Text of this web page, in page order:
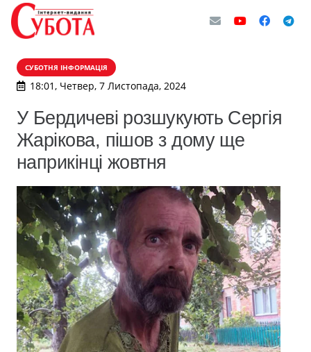
СУБОТНЯ ІНФОРМАЦІЯ
18:01, Четвер, 7 Листопада, 2024
У Бердичеві розшукують Сергія
Жарікова, пішов з дому ще
наприкінці жовтня